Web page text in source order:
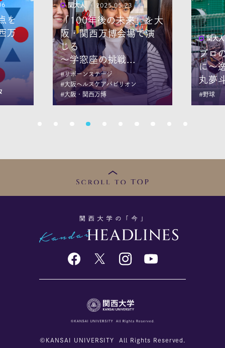
」を大
で演
...
ン
関大人│ 2025.04.10
プロの舞台で輝くため
に～逸材ピッチャー金
丸夢斗の信念と覚悟～
#野球
#
#
な
#
©KANSAI UNIVERSITY All Rights Reserved.